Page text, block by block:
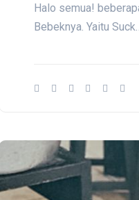
Halo semua!
Bebeknya. Yaitu